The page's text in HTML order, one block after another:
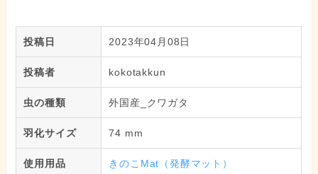
投稿日 2023年04月08日
投稿者 kokotakkun
虫の種類 外国産_クワガタ
羽化サイズ 74 mm
使用用品 きのこMat（発酵マット）